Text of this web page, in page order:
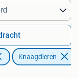
Knaagdieren